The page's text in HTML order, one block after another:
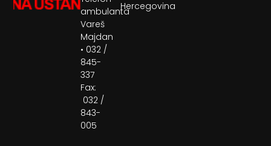
Hercegovina
ambulanta
Vareš
Majdan
• 032 /
845-
337
Fax:
032 /
843-
005